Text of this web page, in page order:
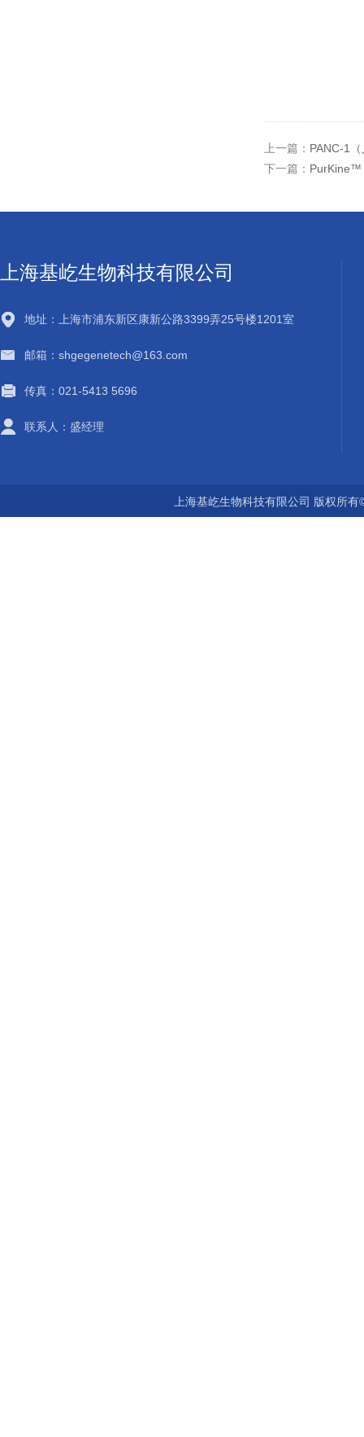
上一篇： PANC-1
下一篇： PurKine™
上海基屹生物科技有限公司
地址：上海市浦东新区康新公路3399弄25号楼1201室
邮箱：shgegenetech@163.com
传真：021-5413 5696
联系人：盛经理
上海基屹生物科技有限公司 版权所